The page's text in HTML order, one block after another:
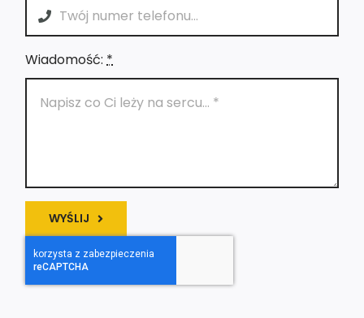
Wiadomość:*
WYŚLIJ